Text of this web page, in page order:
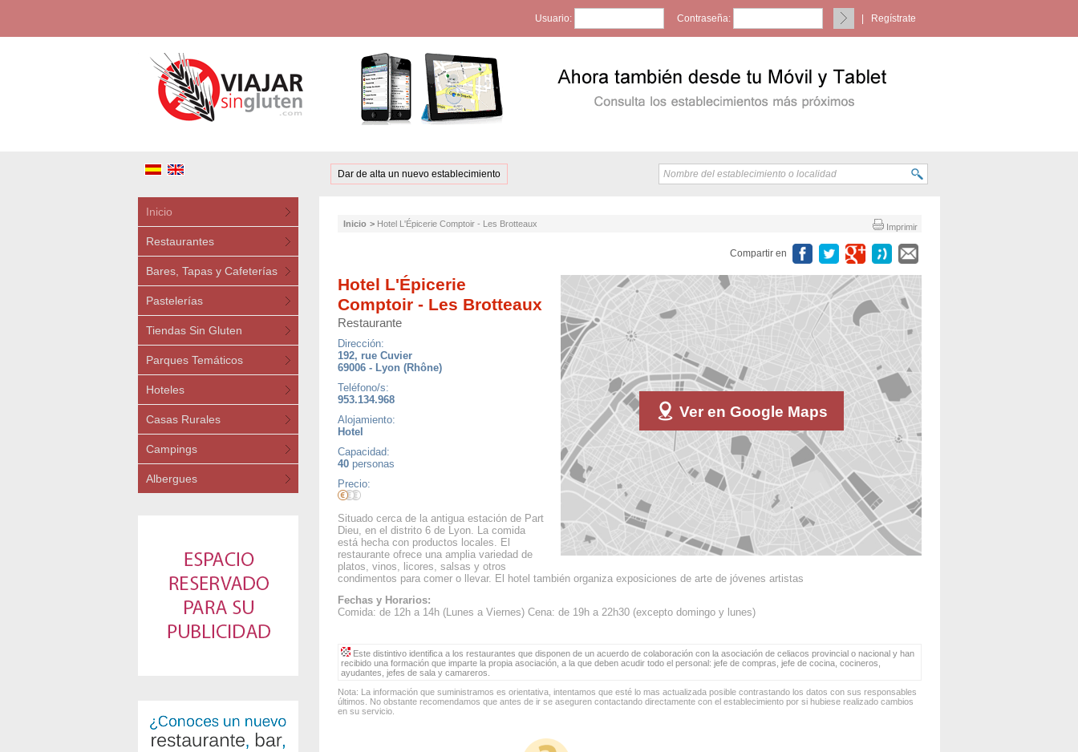
Usuario: Contraseña: Regístrate
Dar de alta un nuevo establecimiento
Inicio
Restaurantes
Bares, Tapas y Cafeterías
Pastelerías
Tiendas Sin Gluten
Parques Temáticos
Hoteles
Casas Rurales
Campings
Albergues
Imprimir
Inicio > Hotel L'Épicerie Comptoir - Les Brotteaux
Compartir en
Ver en Google Maps
Hotel L'Épicerie
Comptoir - Les Brotteaux
Restaurante
Dirección:
192, rue Cuvier
69006 - Lyon (Rhône)
Teléfono/s:
953.134.968
Alojamiento:
Hotel
Capacidad:
40 personas
Precio:
Situado cerca de la antigua estación de Part
Dieu, en el distrito 6 de Lyon. La comida
está hecha con productos locales. El
restaurante ofrece una amplia variedad de
platos, vinos, licores, salsas y otros
condimentos para comer o llevar. El hotel también organiza exposiciones de arte de jóvenes artistas
Fechas y Horarios:
Comida: de 12h a 14h (Lunes a Viernes) Cena: de 19h a 22h30 (excepto domingo y lunes)
Este distintivo identifica a los restaurantes que disponen de un acuerdo de colaboración con la asociación de celiacos provincial o nacional y han
recibido una formación que imparte la propia asociación, a la que deben acudir todo el personal: jefe de compras, jefe de cocina, cocineros,
ayudantes, jefes de sala y camareros.
Nota: La información que suministramos es orientativa, intentamos que esté lo mas actualizada posible contrastando los datos con sus responsables
últimos. No obstante recomendamos que antes de ir se aseguren contactando directamente con el establecimiento por si hubiese realizado cambios
en su servicio.